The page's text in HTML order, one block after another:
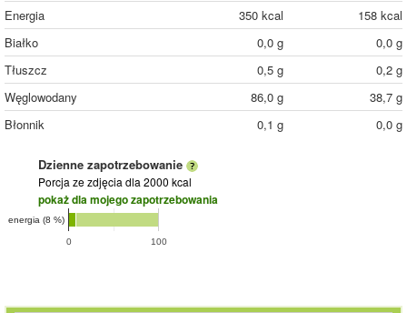
Energia 350 kcal
158 kcal
Białko
0,0 g
0,0 g
Tłuszcz
0,5 g
0,2 g
Węglowodany
86,0 g
38,7 g
Błonnik
0,1 g 0,0 g
Dzienne zapotrzebowanie
Porcja ze zdjęcia dla 2000 kcal
pokaż dla mojego zapotrzebowania
0 100
energia (8 %)